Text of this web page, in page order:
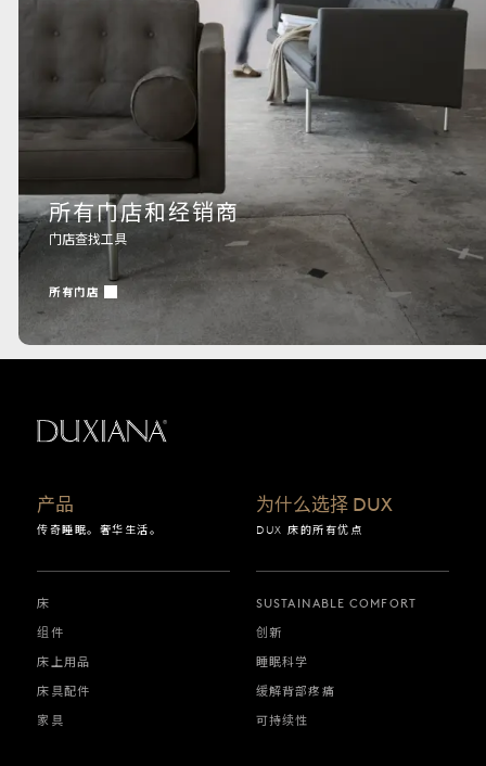
所有门店和经销商
门店查找工具
所有门店
产品
传奇睡眠。奢华生活。
床
组件
床上用品
床具配件
家具
为什么选择 DUX
DUX 床的所有优点
SUSTAINABLE COMFORT
创新
睡眠科学
缓解背部疼痛
可持续性